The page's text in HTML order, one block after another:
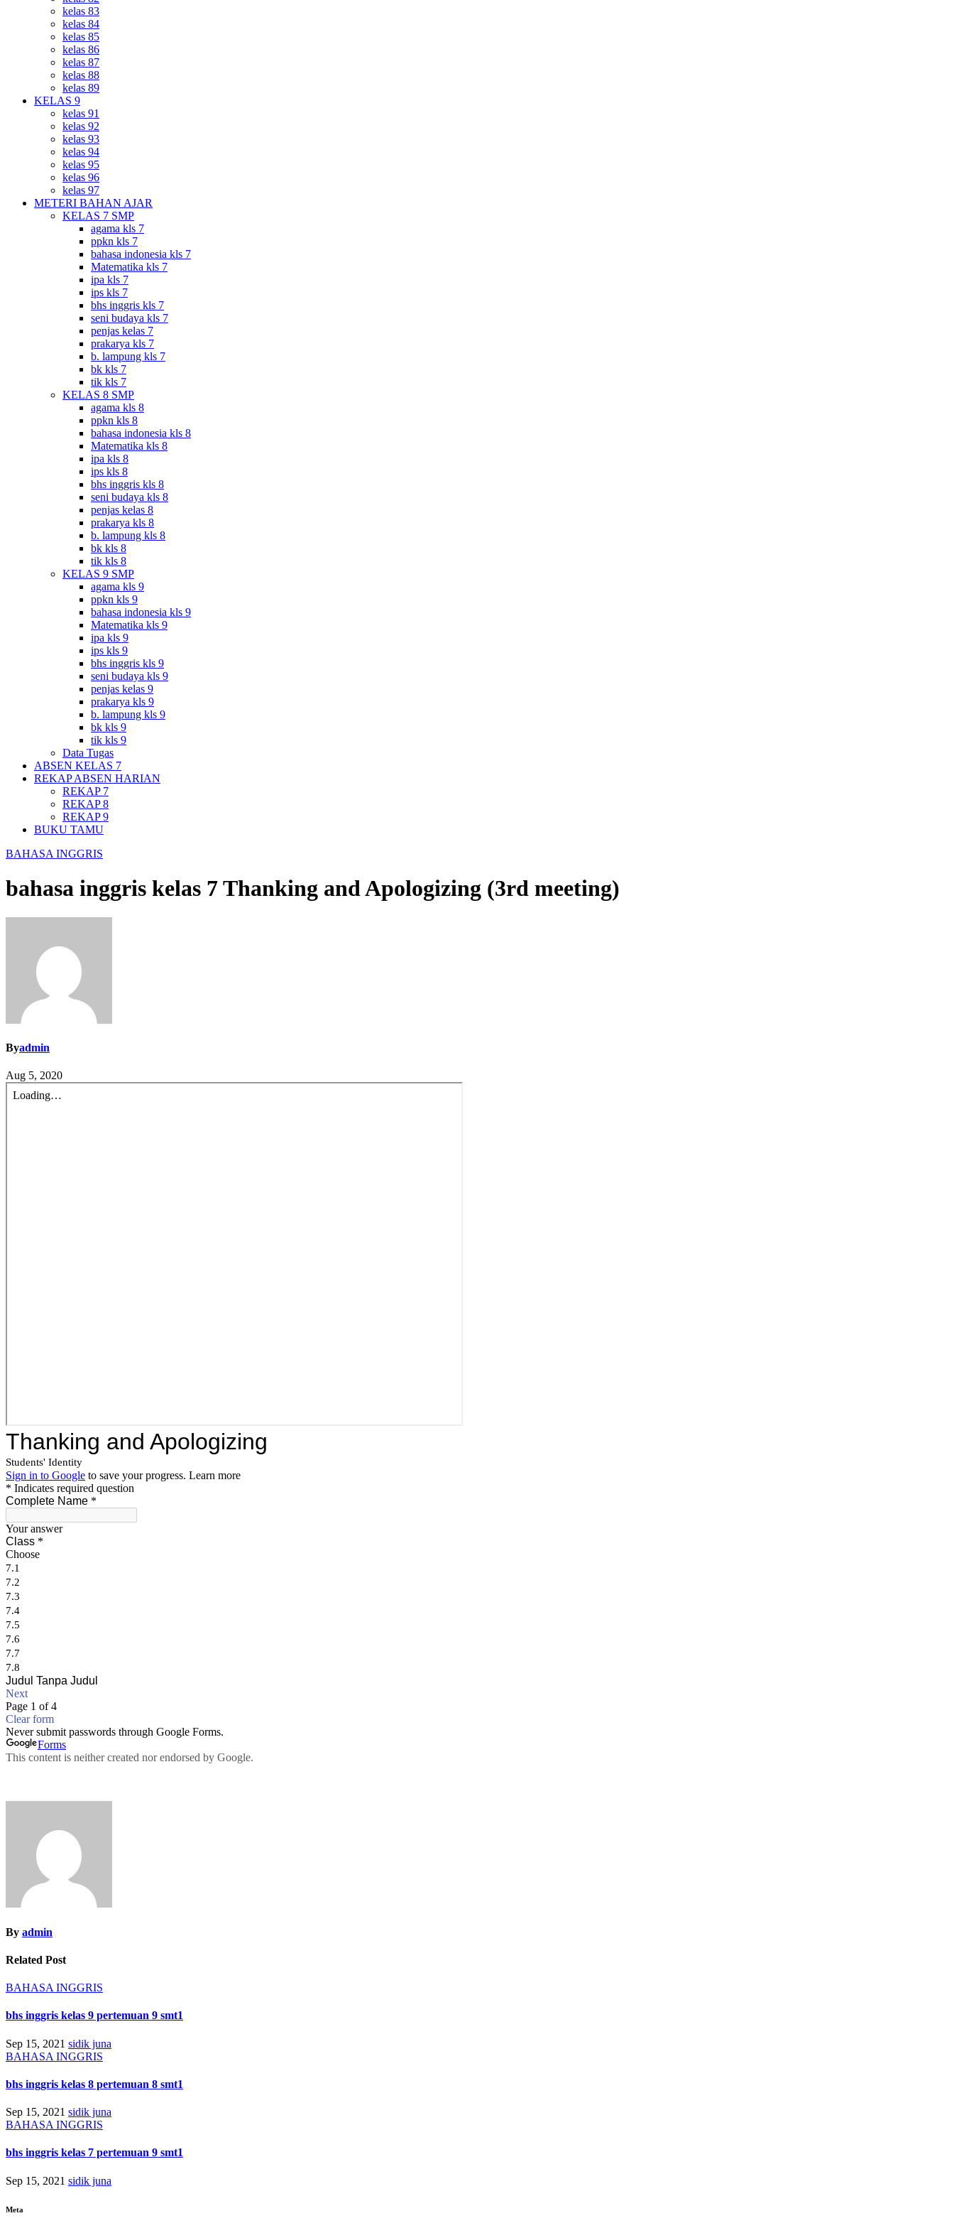
kelas 83
kelas 84
kelas 85
kelas 86
kelas 87
kelas 88
kelas 89
KELAS 9
kelas 91
kelas 92
kelas 93
kelas 94
kelas 95
kelas 96
kelas 97
METERI BAHAN AJAR
KELAS 7 SMP
agama kls 7
ppkn kls 7
bahasa indonesia kls 7
Matematika kls 7
ipa kls 7
ips kls 7
bhs inggris kls 7
seni budaya kls 7
penjas kelas 7
prakarya kls 7
b. lampung kls 7
bk kls 7
tik kls 7
KELAS 8 SMP
agama kls 8
ppkn kls 8
bahasa indonesia kls 8
Matematika kls 8
ipa kls 8
ips kls 8
bhs inggris kls 8
seni budaya kls 8
penjas kelas 8
prakarya kls 8
b. lampung kls 8
bk kls 8
tik kls 8
KELAS 9 SMP
agama kls 9
ppkn kls 9
bahasa indonesia kls 9
Matematika kls 9
ipa kls 9
ips kls 9
bhs inggris kls 9
seni budaya kls 9
penjas kelas 9
prakarya kls 9
b. lampung kls 9
bk kls 9
tik kls 9
Data Tugas
ABSEN KELAS 7
REKAP ABSEN HARIAN
REKAP 7
REKAP 8
REKAP 9
BUKU TAMU
BAHASA INGGRIS
bahasa inggris kelas 7 Thanking and Apologizing (3rd meeting)
Byadmin
Aug 5, 2020
By admin
Related Post
BAHASA INGGRIS
bhs inggris kelas 9 pertemuan 9 smt1
Sep 15, 2021 sidik juna
BAHASA INGGRIS
bhs inggris kelas 8 pertemuan 8 smt1
Sep 15, 2021 sidik juna
BAHASA INGGRIS
bhs inggris kelas 7 pertemuan 9 smt1
Sep 15, 2021 sidik juna
Meta